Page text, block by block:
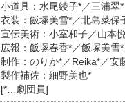
小道具：水尾綾子*／三浦翠*
衣装：飯塚美雪*／北島菜保
宣伝美術：小室和子／山本
広報：飯塚春香*／飯塚美雪
制作：のりか*／Reika*／安
製作補佐：細野美也*
[*…劇団員]